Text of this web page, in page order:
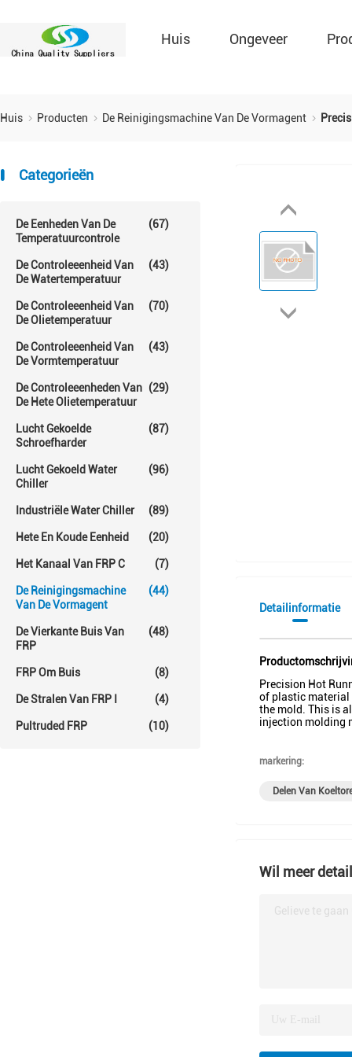
Huis Ongeveer
Huis Producten De Reinigingsmachine Van De Vormagent
Categorieën
De Eenheden Van De
Temperatuurcontrole
(67)
De Controleeenheid Van
De Watertemperatuur
(43)
De Controleeenheid Van
De Olietemperatuur
(70)
De Controleeenheid Van
De Vormtemperatuur
(43)
De Controleeenheden Van
De Hete Olietemperatuur
(29)
Lucht Gekoelde
Schroefharder
(87)
Lucht Gekoeld Water
Chiller
(96)
Industriële Water Chiller (89)
Hete En Koude Eenheid (20)
Het Kanaal Van FRP C (7)
De Reinigingsmachine
Van De Vormagent
(44)
De Vierkante Buis Van
FRP
(48)
FRP Om Buis (8)
De Stralen Van FRP I (4)
Pultruded FRP (10)
Detailinformatie
Precision Hot
of plastic material
the mold. This is
injection molding
markering:
Delen Van
Wil meer
Gelieve te